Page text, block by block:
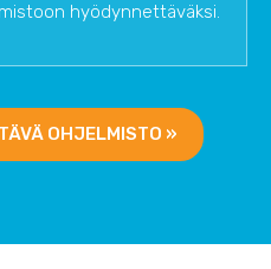
hyödynnettäväksi.
OHJELMISTO »